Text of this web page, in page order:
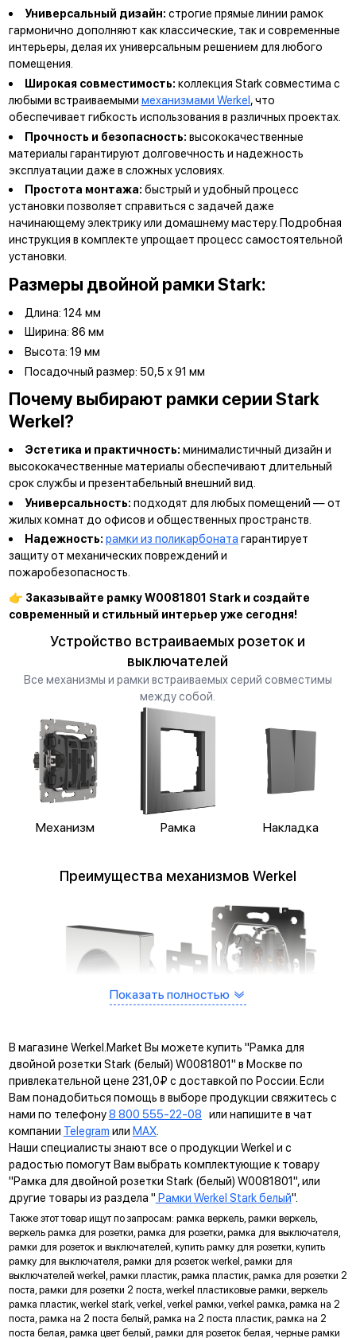
Универсальный дизайн:строгие прямые линии рамок
гармонично дополняют как классические, так и современные
интерьеры, делая их универсальным решением для любого
помещения.
Широкая совместимость:коллекция Stark совместима с
любыми встраиваемыми механизмами Werkel, что
обеспечивает гибкость использования в различных проектах.
Прочность и безопасность:высококачественные
материалы гарантируют долговечность и надежность
эксплуатации даже в сложных условиях.
Простота монтажа:быстрый и удобный процесс
установки позволяет справиться с задачей даже
начинающему электрику или домашнему мастеру. Подробная
инструкция в комплекте упрощает процесс самостоятельной
установки.
Размеры двойной рамки Stark:
Длина: 124 мм
Ширина: 86 мм
Высота: 19 мм
Посадочный размер:50,5 х 91 мм
Почему выбирают рамки серии Stark
Werkel?
Эстетика и практичность:минималистичный дизайн и
высококачественные материалы обеспечивают длительный
срок службы и презентабельный внешний вид.
Универсальность:подходят для любых помещений — от
жилых комнат до офисов и общественных пространств.
Надежность:рамки из поликарбоната гарантирует
защиту от механических повреждений и
пожаробезопасность.
👉 Заказывайте рамку W0081801 Stark и создайте
современный и стильный интерьер уже сегодня!
Устройство встраиваемых розеток и
выключателей
Все механизмы и рамки встраиваемых серий совместимы
между собой.
Механизм Рамка Накладка
Преимущества механизмов Werkel
Дополнительная защита
исключает прямой контакт с токопроводящими элементами
(только в розетках IP20)
Гальванизация контактов
придает эстетичный внешний вид и защищает от коррозии
Показать полностью
В магазине Werkel.Market Вы можете купить "Рамка для
двойной розетки Stark (белый) W0081801" в Москве по
привлекательной цене 231,0₽ с доставкой по России. Если
Вам понадобиться помощь в выборе продукции свяжитесь с
нами по телефону8 800 555-22-08 или напишите в чат
компании Telegram или MAX.
Наши специалисты знают все о продукции Werkel и с
радостью помогут Вам выбрать комплектующие к товару
"Рамка для двойной розетки Stark (белый) W0081801", или
другие товары из раздела " Рамки Werkel Stark белый".
Также этот товар ищут по запросам: рамка веркель, рамки веркель,
веркель рамка для розетки, рамка для розетки, рамка для выключателя,
рамки для розеток и выключателей, купить рамку для розетки, купить
рамку для выключателя, рамки для розеток werkel, рамки для
выключателей werkel, рамки пластик, рамка пластик, рамка для розетки 2
поста, рамки для розетки 2 поста, werkel пластиковые рамки, веркель
рамка пластик, werkel stark, verkel, verkel рамки, verkel рамка, рамка на 2
поста, рамка на 2 поста белый, рамка на 2 поста пластик, рамка на 2
поста белая, рамка цвет белый, рамки для розеток белая, черные рамки